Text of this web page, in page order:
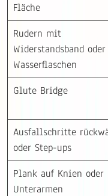
Fläche
Rudern mit
Widerstandsband oder
Wasserflaschen
Glute Bridge
Ausfallschritte
oder Step-ups
Plank auf Knien oder
Unterarmen